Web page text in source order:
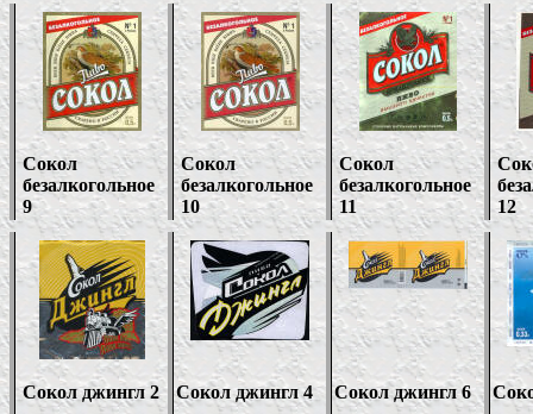
Сокол
безалкогольное
9
Сокол
безалкогольное
10
Сокол
безалкогольное
11
12
Сокол джингл 2 Сокол джингл 4 Сокол джингл 6